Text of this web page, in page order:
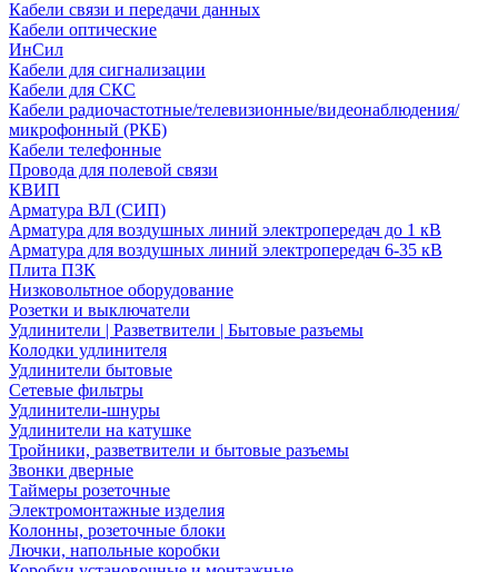
Кабели связи и передачи данных
Кабели оптические
ИнСил
Кабели для сигнализации
Кабели для СКС
Кабели радиочастотные/телевизионные/видеонаблюдения/
микрофонный (РКБ)
Кабели телефонные
Провода для полевой связи
КВИП
Арматура ВЛ (СИП)
Арматура для воздушных линий электропередач до 1 кВ
Арматура для воздушных линий электропередач 6-35 кВ
Плита ПЗК
Низковольтное оборудование
Розетки и выключатели
Удлинители | Разветвители | Бытовые разъемы
Колодки удлинителя
Удлинители бытовые
Сетевые фильтры
Удлинители-шнуры
Удлинители на катушке
Тройники, разветвители и бытовые разъемы
Звонки дверные
Таймеры розеточные
Электромонтажные изделия
Колонны, розеточные блоки
Лючки, напольные коробки